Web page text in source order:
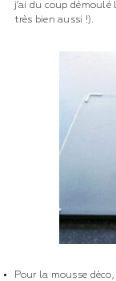
j’ai du coup démoulé
très bien aussi !).
Pour la mousse